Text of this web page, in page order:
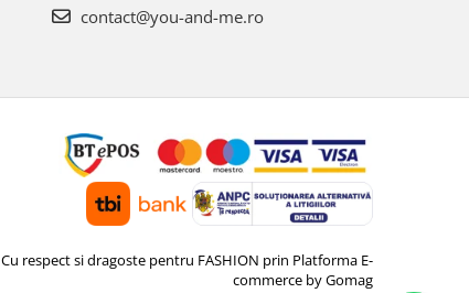
contact@you-and-me.ro
Cu respect si dragoste pentru FASHION prin Platforma E-
commerce by Gomag